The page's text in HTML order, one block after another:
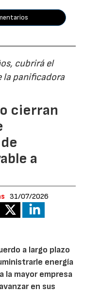
cubrirá el
la panificadora
cierran
a
31/07/2026
a largo plazo
energía
la mayor empresa
en sus